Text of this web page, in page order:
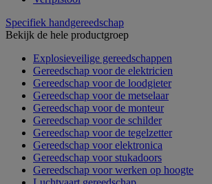
Specifiek handgereedschap
Bekijk de hele productgroep
Explosieveilige gereedschappen
Gereedschap voor de elektricien
Gereedschap voor de loodgieter
Gereedschap voor de metselaar
Gereedschap voor de monteur
Gereedschap voor de schilder
Gereedschap voor de tegelzetter
Gereedschap voor elektronica
Gereedschap voor stukadoors
Gereedschap voor werken op hoogte